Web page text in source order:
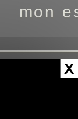
mon
X